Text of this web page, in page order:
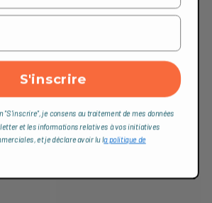
S'inscrire
"S'inscrire", je consens au traitement de mes données
et les informations relatives à vos initiatives
et je déclare avoir lu la politique de